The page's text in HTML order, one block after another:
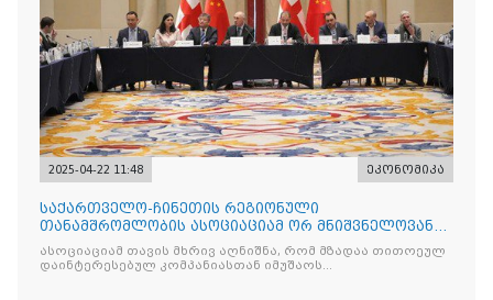
2025-04-22 11:48 ეკონომიკა
საქართველო-ჩინეთის რეგიონული
თანამშრომლობის ასოციაციამ ორ მნიშვნელოვან
მემორანდუმს მოაწერა ხელი
ასოციაციამ თავის მხრივ აღნიშნა, რომ მზადაა თითოეულ
დაინტერესებულ კომპანიასთან იმუშაოს